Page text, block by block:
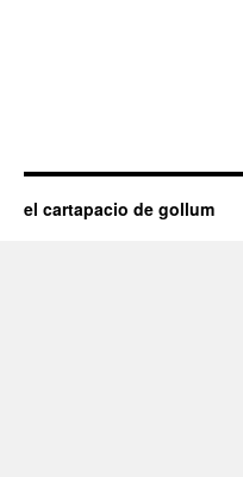
el cartapacio de gollum